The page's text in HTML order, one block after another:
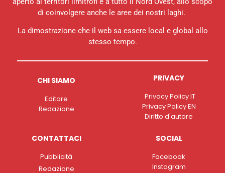
di coinvolgere anche le aree dei nostri laghi.
La dimostrazione che il web sa essere local e global allo
stesso tempo.
CHI SIAMO
Editore
Redazione
PRIVACY
Privacy Policy IT
Privacy Policy EN
Diritto d'autore
CONTATTACI
Pubblicità
Redazione
SOCIAL
Facebook
Instagram